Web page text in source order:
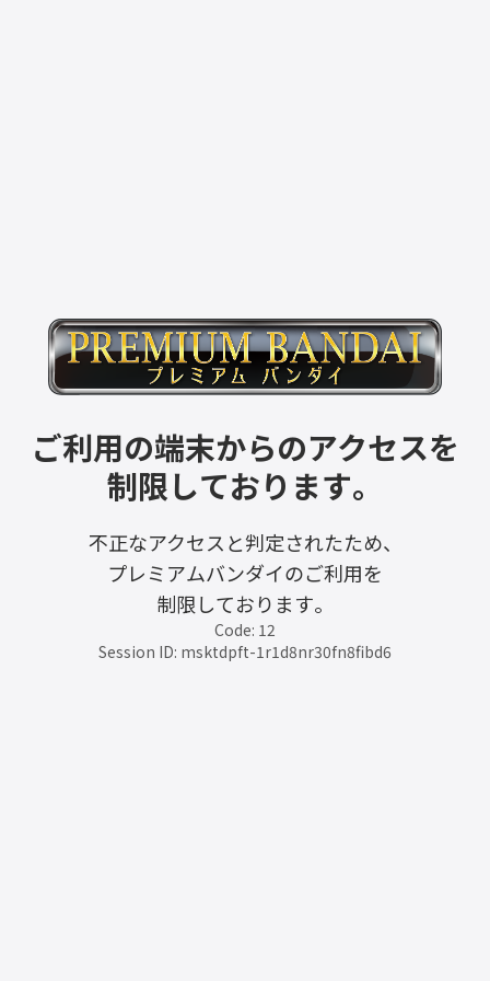
ご利用の端末からのアクセスを
制限しております。
不正なアクセスと判定されたため、
プレミアムバンダイのご利用を
制限しております。
Code: 12
Session ID: msktdpft-1r1d8nr30fn8fibd6